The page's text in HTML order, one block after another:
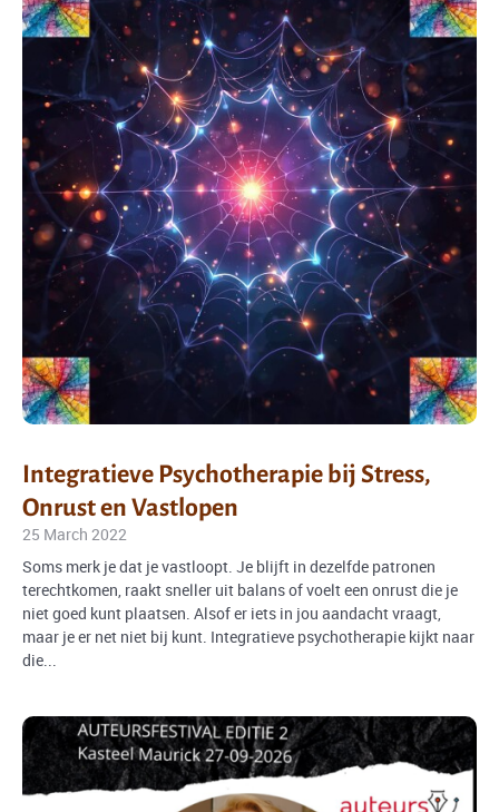
Integratieve Psychotherapie bij Stress,
Onrust en Vastlopen
25 March 2022
Soms merk je dat je vastloopt. Je blijft in dezelfde patronen
terechtkomen, raakt sneller uit balans of voelt een onrust die je
niet goed kunt plaatsen. Alsof er iets in jou aandacht vraagt,
maar je er net niet bij kunt. Integratieve psychotherapie kijkt naar
die...